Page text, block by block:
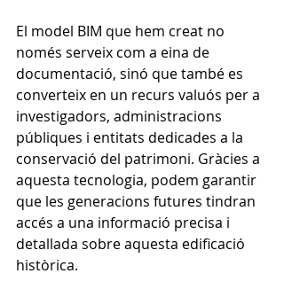
El model BIM que hem creat no
només serveix com a eina de
documentació, sinó que també es
converteix en un recurs valuós per a
investigadors, administracions
públiques i entitats dedicades a la
conservació del patrimoni. Gràcies a
aquesta tecnologia, podem garantir
que les generacions futures tindran
accés a una informació precisa i
detallada sobre aquesta edificació
històrica.